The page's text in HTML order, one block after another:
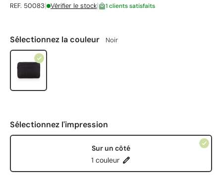
REF. 50083| Vérifier le stock| 1 clients satisfaits
Sélectionnez la couleur Noir
Sélectionnez l'impression
Sur un côté
1 couleur